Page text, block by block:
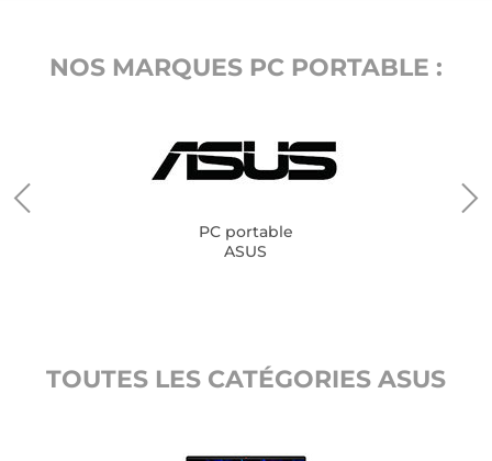
NOS MARQUES PC PORTABLE :
PC portable
ASUS
TOUTES LES CATÉGORIES ASUS